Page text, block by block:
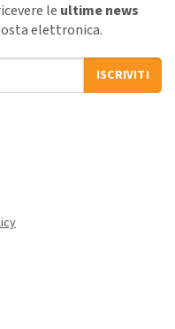
le ultime news
elettronica.
ISCRIVITI